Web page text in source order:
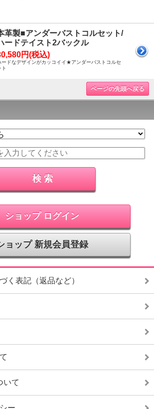
革製■アンダーバストコルセット/
ードテイスト2バックル
円(税込)
ードなデザインがカッコイイ★アンダーバストコルセ
ト
ページの先頭へ戻る
ショップ ログイン
ョップ 新規会員登録
く表記（返品など）
いて